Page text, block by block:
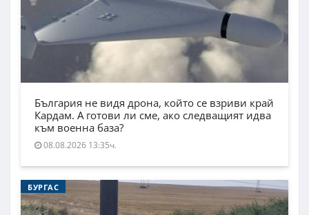
България не видя дрона, който се взриви край
Кардам. А готови ли сме, ако следващият идва
към военна база?
08.08.2026 13:35ч.
БУРГАС